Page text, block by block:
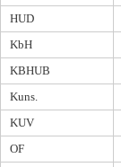
HUD
KbH
KBHUB
Kuns.
KUV
OF